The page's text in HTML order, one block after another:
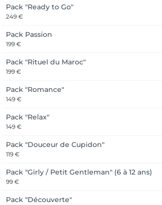
Pack "Ready to Go"
249 €
Pack Passion
199 €
Pack "Rituel du Maroc"
199 €
Pack "Romance"
149 €
Pack "Relax"
149 €
Pack "Douceur de Cupidon"
119 €
Pack "Girly / Petit Gentleman" (6 à 12 ans)
99 €
Pack "Découverte"